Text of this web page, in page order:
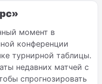
момент в
конференции
турнирной таблицы.
недавних матчей с
спрогнозировать